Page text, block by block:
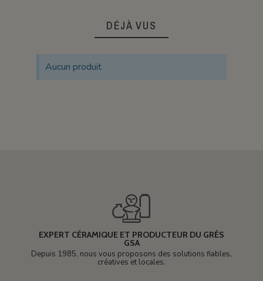
DÉJÀ VUS
Aucun produit
EXPERT CÉRAMIQUE ET PRODUCTEUR DU GRÈS
GSA
Depuis 1985, nous vous proposons des solutions fiables,
créatives et locales.